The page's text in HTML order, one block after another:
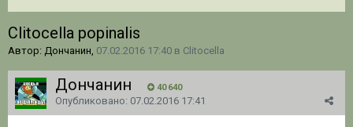
Clitocella popinalis
Автор: Дончанин, 07.02.2016 17:40 в Clitocella
Дончанин 40 640
Опубликовано: 07.02.2016 17:41